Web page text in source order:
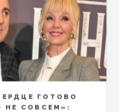
ГОТОВО
НЕ СОВСЕМ»: